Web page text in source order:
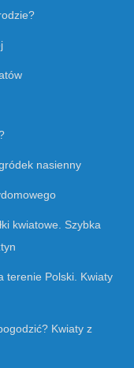
nasienny
kwiatowe. Szybka
terenie Polski. Kwiaty
Kwiaty z